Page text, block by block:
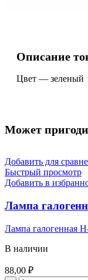
1
большой
Описание
Цвет — зеленый
Может
Добавить для
Быстрый просмотр
Добавить в
Лампа
Лампа галогенная
В наличии
88,00 ₽